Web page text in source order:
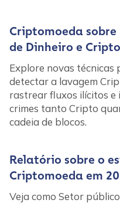
Criptomoeda sobre
de Dinheiro e
Explore novas técnicas
detectar a lavagem
rastrear fluxos ilícitos e
crimes tanto Cripto
cadeia de blocos.
Relatório sobre o
Criptomoeda em
Veja como Setor